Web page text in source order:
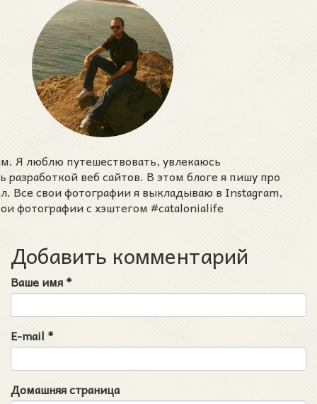
Я люблю путешествовать, увлекаюсь
веб сайтов. В этом блоге я пишу про
Все свои фотографии я выкладываю в Instagram,
фотографии с хэштегом #catalonialife
Добавить комментарий
Ваше имя*
E-mail *
Домашняя страница